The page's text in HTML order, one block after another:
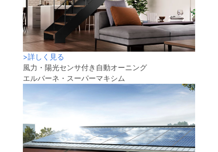
>詳しく見る
風力・陽光センサ付き自動オーニング
エルバーネ・スーパーマキシム